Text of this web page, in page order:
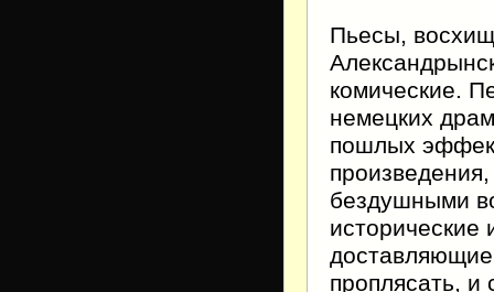
Пьесы,
комические.
немецких
пошлых
бездушными
исторические
проплясать,